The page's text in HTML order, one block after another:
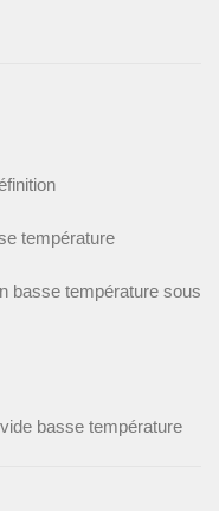
température
basse température sous
basse température